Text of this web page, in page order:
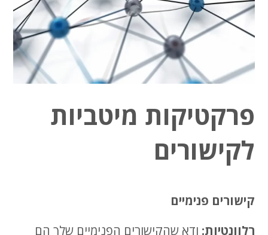
פרקטיקות מיטביות
לקישורים
קישורים פנימיים
רלוונטיות: ודא שהקישורים הפנימיים שלך הם